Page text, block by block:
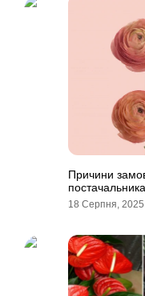
Причини
постачальника
18 Серпня, 2025